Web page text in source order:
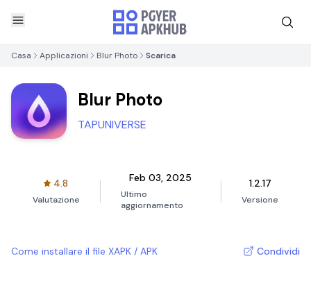
Casa Applicazioni Blur Photo Scarica
Blur Photo
TAPUNIVERSE
4.8
Valutazione
Feb 03, 2025
Ultimo
aggiornamento
1.2.17
Versione
Come installare il file XAPK / APK Condividi